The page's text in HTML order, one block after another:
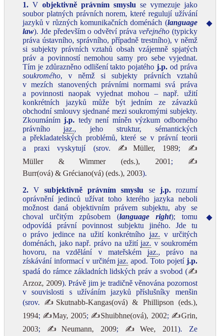
1. V objektivně právním smyslu se vymezuje jako
soubor platných právních norem, které regulují užívání
jazyků v různých komunikačních doménách (language
law). Jde především o odvětví práva veřejného(typicky
práva ústavního, správního, případně trestního), v němž
si subjekty právních vztahů obsah vzájemně spjatých
práv a povinností nemohou samy pro sebe vyjednat.
Tím je zdůrazněno odlišení takto pojatéhoj.p. od práva
soukromého, v němž si subjekty právních vztahů
v mezích stanovených právními normami svá práva
a povinnosti naopak vyjednat mohou – např. užití
konkrétních jazyků může být jedním ze závazků
obchodní smlouvy sjednané mezi soukromými subjekty.
Zkoumánímj.p. tedy není míněn výzkum odborného
právníhojaz., jeho struktur, sémantických
a překladatelských problémů, které se v právní teorii
a praxi vyskytují (srov. ✍Müller, 1989; ✍
Müller & Wimmer (eds.), 2001 ; ✍
Burr(ová) & Gréciano(vá) (eds.), 2003).
2. Vsubjektivně právním smyslu se j.p.rozumí
oprávnění jedinců užívat toho kterého jazyka neboli
možnost daná objektivním právem subjektu, aby se
choval určitým způsobem (language right); tomu
odpovídá právní povinnost subjektu jiného. Jde tu
o právo jedince na užití konkrétního jaz. v určitých
doménách, jako např. právo na užitíjaz. v soukromém
hovoru, na vzdělání v mateřskémjaz., právo na
získávání informací v určitémjaz. apod. Toto pojetí j.p.
spadá do rámce základních lidských práv a svobod (✍
Arzoz, 2009). Právě jim je tradičně věnována pozornost
v souvislosti s užíváním jazyků příslušníky menšin
(srov. ✍Skutnabb-Kangas(ová) & Phillipson (eds.),
1994; ✍May, 2005; ✍Shuibhne(ová), 2002; ✍Grin,
2003; ✍Neumann, 2009; ✍Wee, 2011). Ze
◆
◆